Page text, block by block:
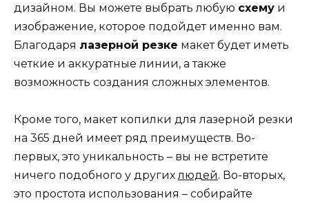
дизайном. Вы можете выбрать любую схему и
изображение, которое подойдет именно вам.
Благодаря лазерной резке макет будет иметь
четкие и аккуратные линии, а также
возможность создания сложных элементов.
Кроме того, макет копилки для лазерной резки
на 365 дней имеет ряд преимуществ. Во-
первых, это уникальность – вы не встретите
ничего подобного у другихлюдей. Во-вторых,
это простота использования – собирайте